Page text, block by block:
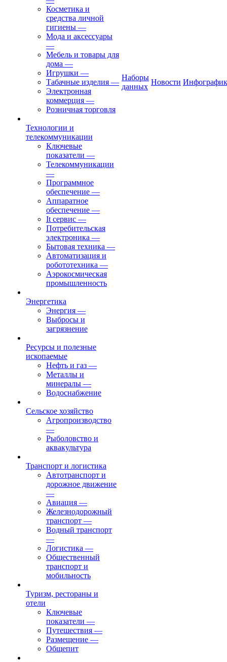
Косметика и
средства личной
гигиены —
Мода и аксессуары
—
Мебель и товары для
дома —
Игрушки —
Табачные изделия —
Электронная
коммерция —
Розничная торговля
Технологии и
телекоммуникации
Ключевые
показатели —
Телекоммуникации
—
Программное
обеспечение —
Аппаратное
обеспечение —
It сервис —
Потребительская
электроника —
Бытовая техника —
Автоматизация и
робототехника —
Аэрокосмическая
промышленность
Энергетика
Энергия —
Выбросы и
загрязнение
Ресурсы и полезные
ископаемые
Нефть и газ —
Металлы и
минералы —
Водоснабжение
Сельское хозяйство
Агропроизводство
—
Рыболовство и
аквакультура
Транспорт и логистика
Автотранспорт и
дорожное движение
—
Авиация —
Железнодорожный
транспорт —
Водный транспорт
—
Логистика —
Общественный
транспорт и
мобильность
Туризм, рестораны и
отели
Ключевые
показатели —
Путешествия —
Размещение —
Общепит
Наборы
данных
Новости